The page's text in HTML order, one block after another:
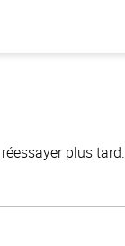
plus tard.